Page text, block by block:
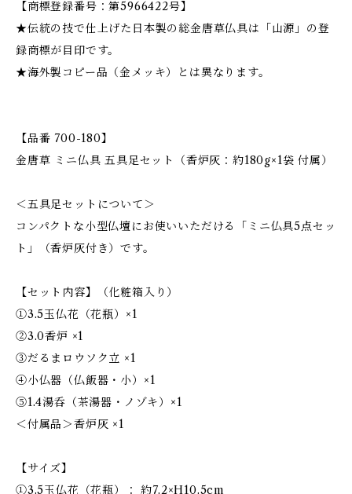
【商標登録番号：第5966422号】
★伝統の技で仕上げた日本製の総金唐草仏具は「山源」の登
録商標が目印です。
★海外製コピー品（金メッキ）とは異なります。
【品番 700-180】
金唐草 ミニ仏具 五具足セット（香炉灰：約180g×1袋 付属）
＜五具足セットについて＞
コンパクトな小型仏壇にお使いいただける「ミニ仏具5点セッ
ト」（香炉灰付き）です。
【セット内容】（化粧箱入り）
①3.5玉仏花（花瓶）×1
②3.0香炉 ×1
③だるまロウソク立 ×1
④小仏器（仏飯器・小）×1
⑤1.4湯呑（茶湯器・ノゾキ）×1
＜付属品＞香炉灰 ×1
【サイズ】
①3.5玉仏花（花瓶）： 約7.2×H10.5cm